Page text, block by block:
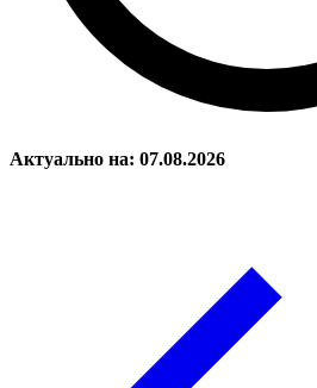
Актуально на: 07.08.2026